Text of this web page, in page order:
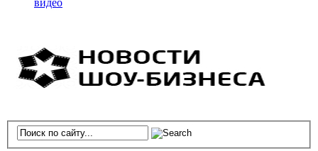
видео